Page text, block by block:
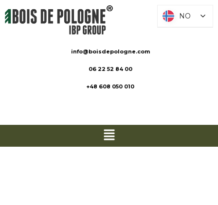
info@boisdepologne.com
06 22 52 84 00
+48 608 050 010
NO
NO